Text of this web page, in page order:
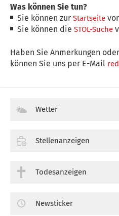
Was können Sie tun?
Sie können zurStartseite
Sie können dieSTOL-Suche
Haben Sie Anmerkungen
können Sie uns per E-Mail
Wetter
Stellenanzeigen
Todesanzeigen
Newsticker